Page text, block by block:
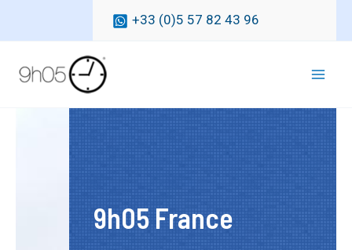
+33 (0)5 57 82 43 96
9h05 France